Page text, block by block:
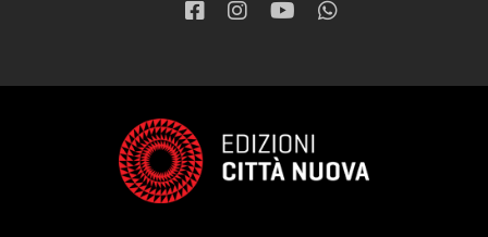
grandi opere
formazione cristiana e liturgia
catalogo storico